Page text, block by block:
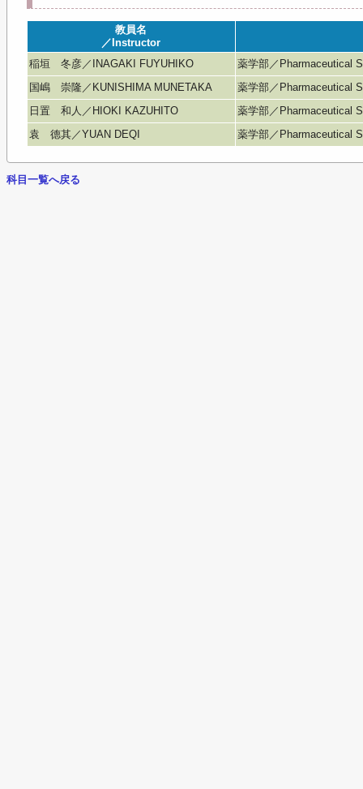
教員名
／Instructor
稲垣 冬彦／INAGAKI FUYUHIKO
薬学部／Pharmaceutical
国嶋 崇隆／KUNISHIMA MUNETAKA
薬学部／Pharmaceutical
日置 和人／HIOKI KAZUHITO
薬学部／Pharmaceutical
袁 德其／YUAN DEQI
薬学部／Pharmaceutical
科目一覧へ戻る